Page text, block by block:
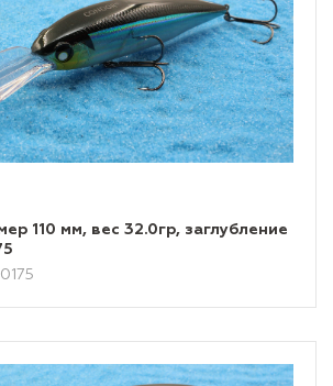
110 мм, вес 32.0гр, заглубление